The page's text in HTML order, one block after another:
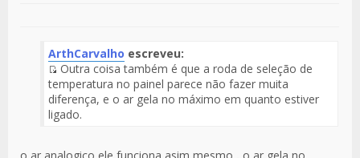
ArthCarvalho escreveu:
Fuente
del
Mensaje
Outra coisa também é que a roda de seleção de
temperatura no painel parece não fazer muita
diferença, e o ar gela no máximo em quanto estiver
ligado.
o ar analogico ele funciona asim mesmo , o ar gela no